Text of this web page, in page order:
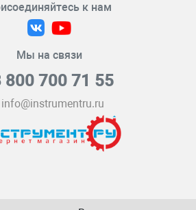
к нам
Мы на связи
800 700 71 55
info@instrumentru.ru